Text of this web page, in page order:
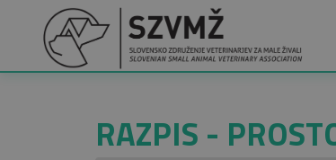
RAZPIS -